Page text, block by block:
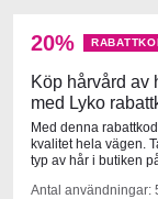
20%
Köp hårvård av
med Lyko
Med denna
kvalitet hela vägen.
typ av hår i butiken
Antal användningar: